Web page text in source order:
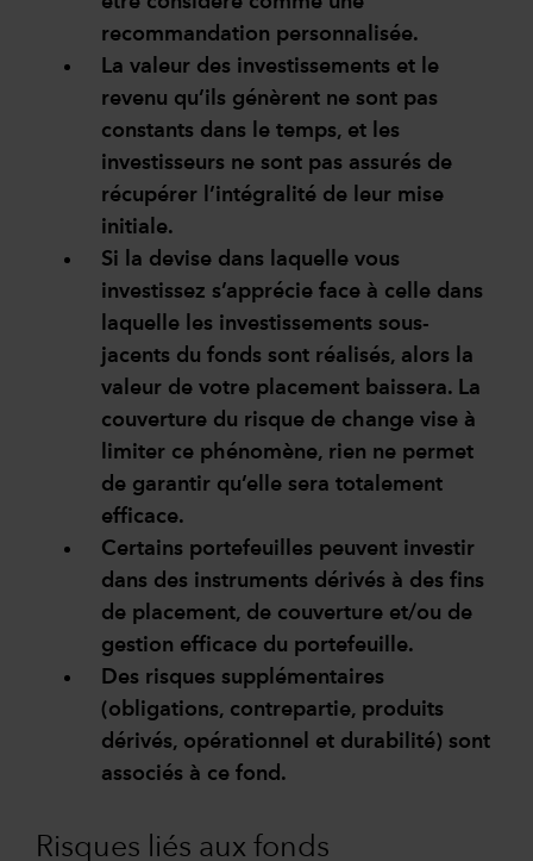
recommandation personnalisée.
La valeur des investissements et le
revenu qu’ils génèrent ne sont pas
constants dans le temps, et les
investisseurs ne sont pas assurés de
récupérer l’intégralité de leur mise
initiale.
Si la devise dans laquelle vous
investissez s’apprécie face à celle dans
laquelle les investissements sous-
jacents du fonds sont réalisés, alors la
valeur de votre placement baissera. La
couverture du risque de change vise à
limiter ce phénomène, rien ne permet
de garantir qu’elle sera totalement
efficace.
Certains portefeuilles peuvent investir
dans des instruments dérivés à des fins
de placement, de couverture et/ou de
gestion efficace du portefeuille.
Des risques supplémentaires
(obligations, contrepartie, produits
dérivés, opérationnel et durabilité) sont
associés à ce fond.
Risques liés aux fonds